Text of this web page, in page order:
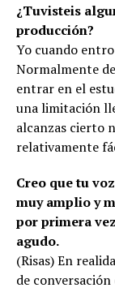
¿Tuvisteis
producción?
Yo cuando
Normalmente
entrar en el
una limitación
alcanzas cierto
relativamente
Creo que tu
muy amplio y
por primera
agudo.
(Risas) En
de